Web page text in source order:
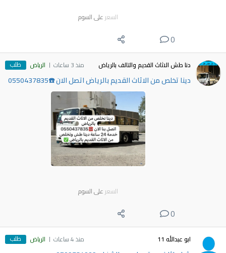
السعر على السوم
0
دنا طش الاثاث القديم والتالف بالرياض منذ 3 ساعات الرياض طلب
دينا تخلص من الاثاث القديم بالرياض اتصل الان ☎️0550437835
السعر على السوم
0
ابو عبدالله 11 منذ 4 ساعات الرياض طلب